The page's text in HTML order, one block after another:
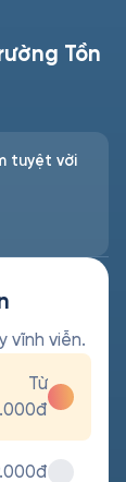
Tồn
tuyệt vời
vĩnh viễn.
Từ